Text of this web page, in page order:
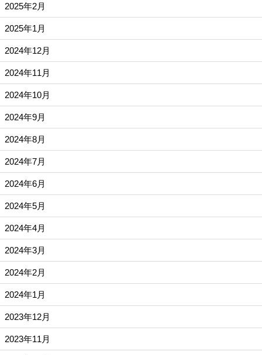
2025年2月
2025年1月
2024年12月
2024年11月
2024年10月
2024年9月
2024年8月
2024年7月
2024年6月
2024年5月
2024年4月
2024年3月
2024年2月
2024年1月
2023年12月
2023年11月